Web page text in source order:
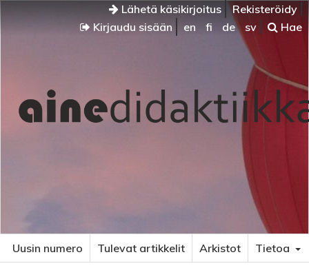
Lähetä käsikirjoitus
Rekisteröidy
Kirjaudu sisään
en fi de sv Hae
Uusin numero Tulevat artikkelit Arkistot Tietoa